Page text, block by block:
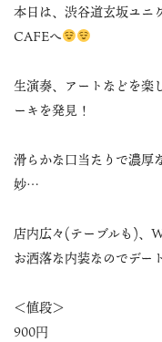
本日は、渋谷道玄坂ユ
CAFEへ
生演奏、アートなどを楽
ーキを発見！
滑らかな口当たりで濃厚
妙…
店内広々(テーブルも)、
お洒落な内装なのでデー
＜値段＞
900円